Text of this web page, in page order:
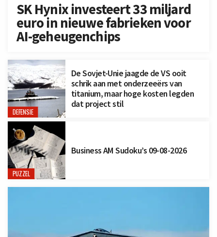
SK Hynix investeert 33 miljard
euro in nieuwe fabrieken voor
AI-geheugenchips
DEFENSIE
De Sovjet-Unie jaagde de VS ooit
schrik aan met onderzeeërs van
titanium, maar hoge kosten legden
dat project stil
PUZZEL
Business AM Sudoku’s 09-08-2026